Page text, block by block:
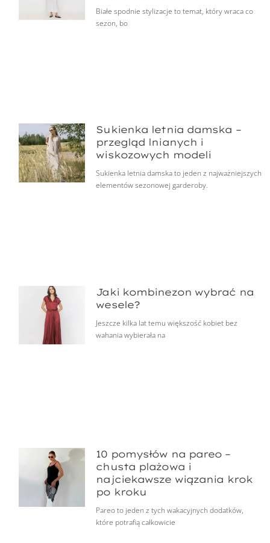
Białe spodnie stylizacje to temat, który wraca co
sezon, bo
Sukienka letnia damska –
przegląd lnianych i
wiskozowych modeli
Sukienka letnia damska to jeden z najważniejszych
elementów sezonowej garderoby.
Jaki kombinezon wybrać na
wesele?
Jeszcze kilka lat temu większość kobiet bez
wahania wybierała na
10 pomysłów na pareo –
chusta plażowa i
najciekawsze wiązania krok
po kroku
Pareo to jeden z tych wakacyjnych dodatków,
które potrafią całkowicie